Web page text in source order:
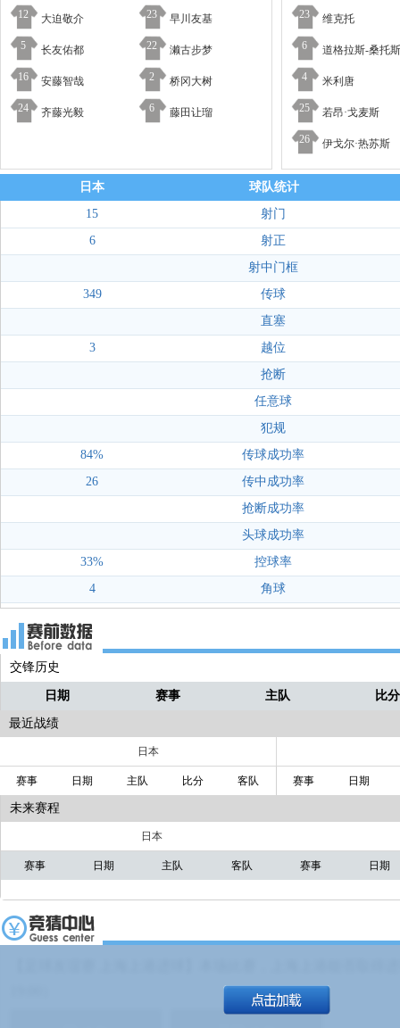
12 大迫敬介 23 早川友基
5 长友佑都 22 濑古步梦
16 安藤智哉 2 桥冈大树
24 齐藤光毅 6 藤田让瑠
23 维克托
6 道格拉斯-桑托斯
4 米利唐
25 若昂·戈麦斯
26 伊戈尔·热苏斯
日本
球队统计
15
射门
6
射正
射中门框
349
传球
直塞
3
越位
抢断
任意球
犯规
84%
传球成功率
26
传中成功率
抢断成功率
头球成功率
33%
控球率
4
角球
交锋历史
日期 赛事 主队 比分
最近战绩
日本
赛事 日期 主队 比分 客队 赛事 日期
未来赛程
日本
赛事 日期 主队 客队 赛事 日期